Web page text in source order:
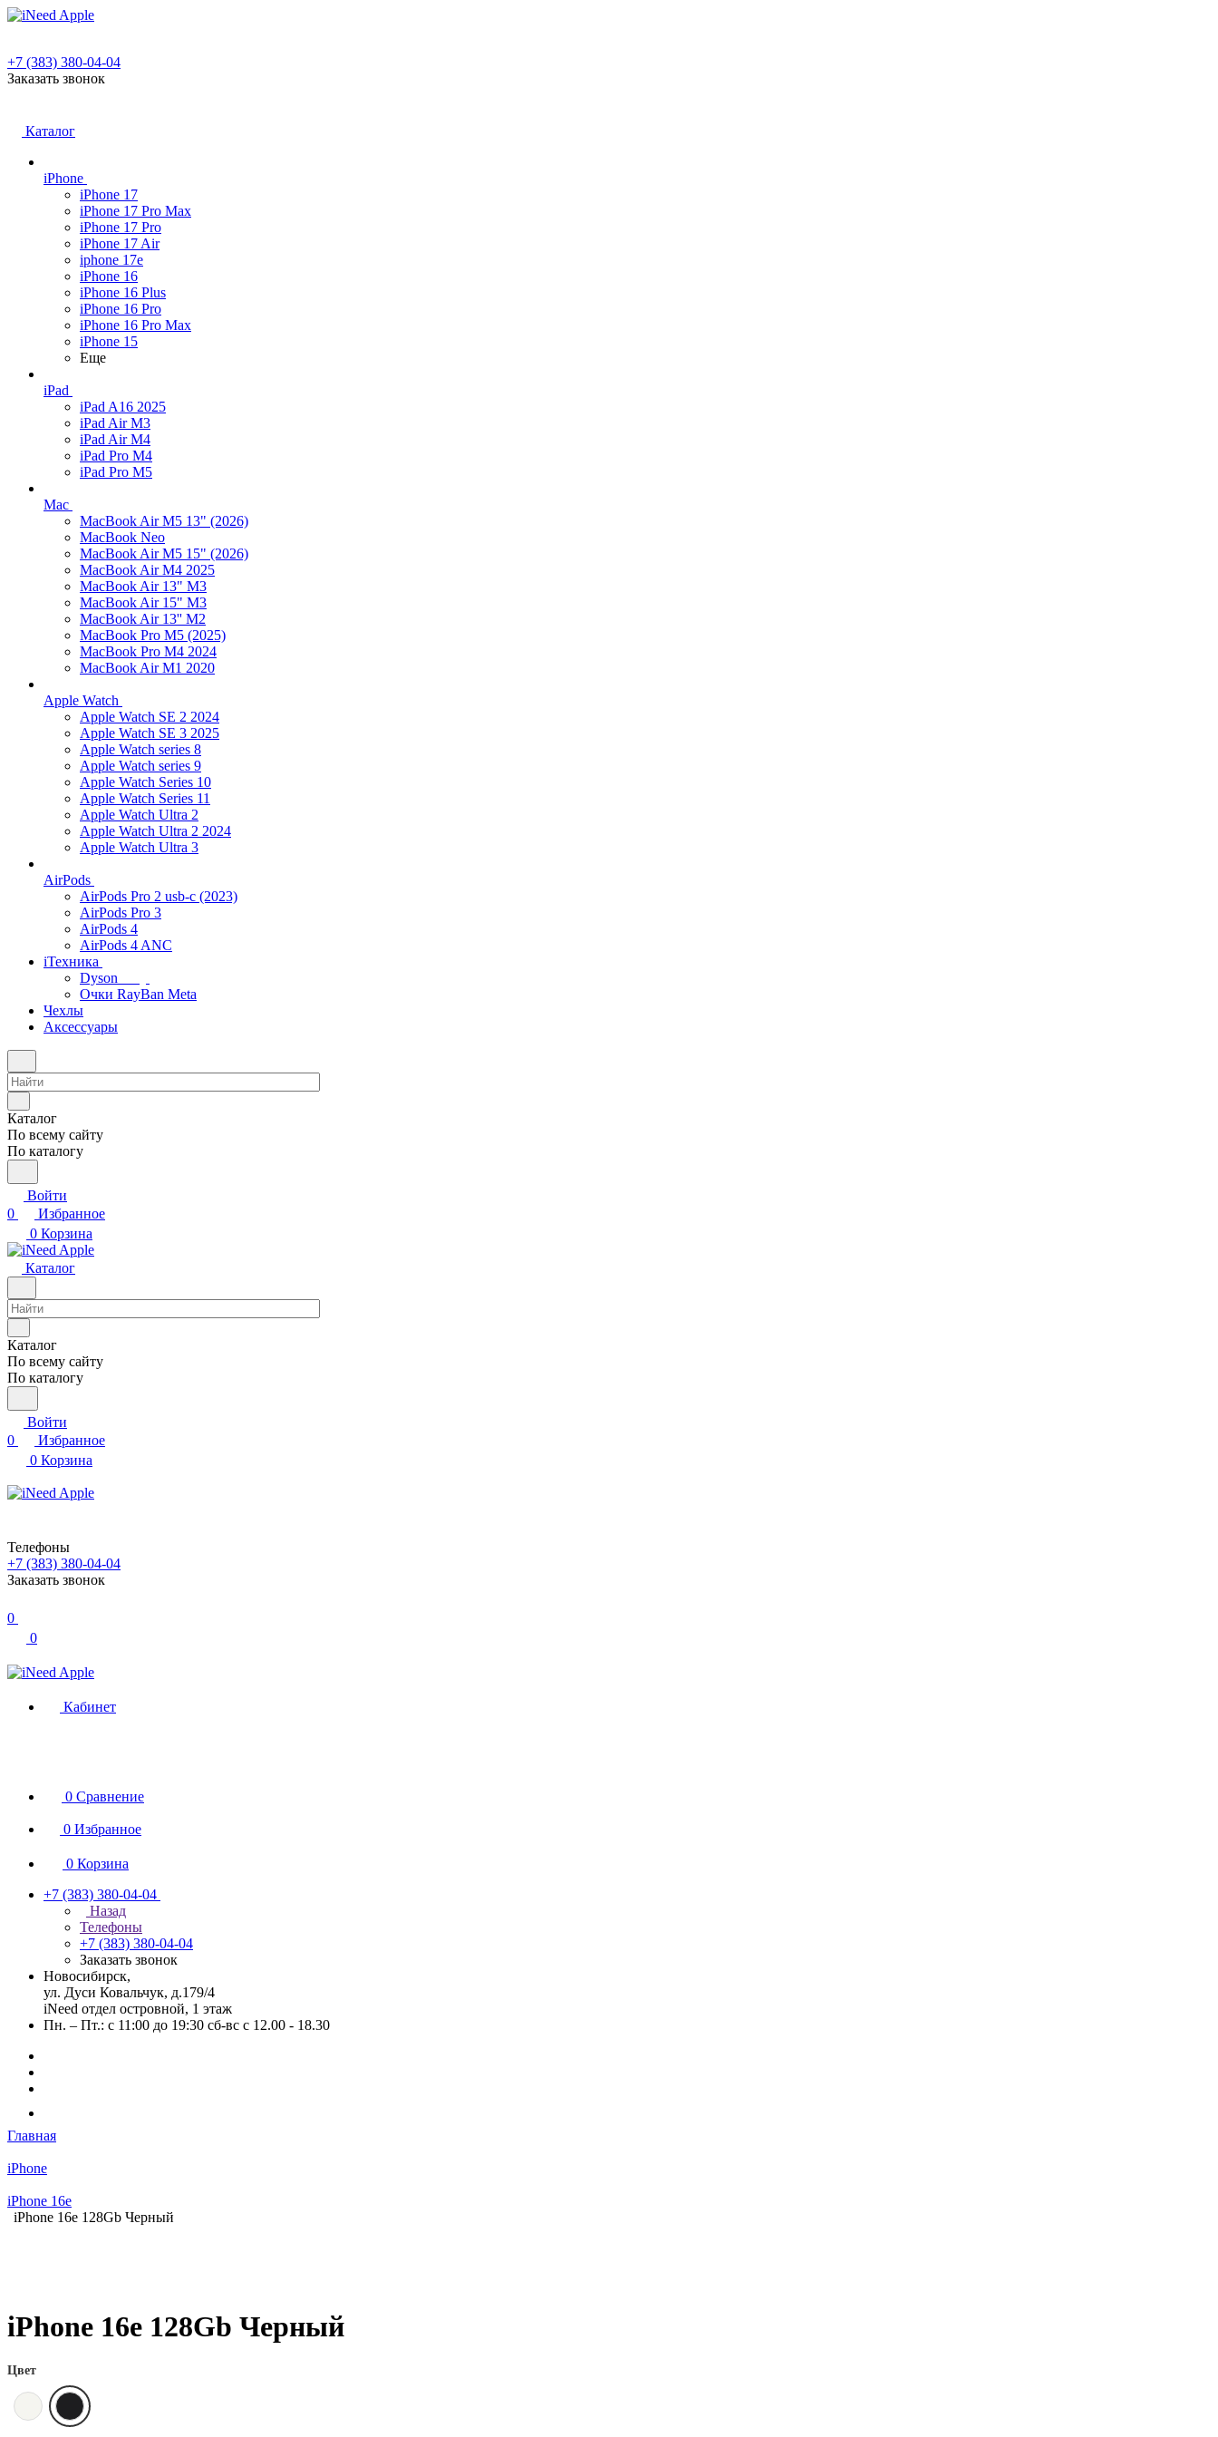
+7 (383) 380-04-04
Заказать звонок
Каталог
iPhone
iPhone 17
iPhone 17 Pro Max
iPhone 17 Pro
iPhone 17 Air
iphone 17e
iPhone 16
iPhone 16 Plus
iPhone 16 Pro
iPhone 16 Pro Max
iPhone 15
Еще
iPad
iPad A16 2025
iPad Air M3
iPad Air M4
iPad Pro M4
iPad Pro M5
Mac
MacBook Air M5 13" (2026)
MacBook Neo
MacBook Air M5 15" (2026)
MacBook Air M4 2025
MacBook Air 13" M3
MacBook Air 15" M3
MacBook Air 13'' M2
MacBook Pro M5 (2025)
MacBook Pro M4 2024
MacBook Air M1 2020
Apple Watch
Apple Watch SE 2 2024
Apple Watch SE 3 2025
Apple Watch series 8
Apple Watch series 9
Apple Watch Series 10
Apple Watch Series 11
Apple Watch Ultra 2
Apple Watch Ultra 2 2024
Apple Watch Ultra 3
AirPods
AirPods Pro 2 usb-c (2023)
AirPods Pro 3
AirPods 4
AirPods 4 ANC
iТехника
Dyson
Очки RayBan Meta
Чехлы
Аксессуары
Каталог
По всему сайту
По каталогу
Войти
0
Избранное
0 Корзина
Каталог
Каталог
По всему сайту
По каталогу
Войти
0
Избранное
0 Корзина
Телефоны
+7 (383) 380-04-04
Заказать звонок
0
0
Кабинет
0 Сравнение
0 Избранное
0 Корзина
+7 (383) 380-04-04
Назад
Телефоны
+7 (383) 380-04-04
Заказать звонок
Новосибирск,
ул. Дуси Ковальчук, д.179/4
iNeed отдел островной, 1 этаж
Пн. – Пт.: с 11:00 до 19:30 сб-вс с 12.00 - 18.30
Главная
iPhone
iPhone 16e
iPhone 16e 128Gb Черный
iPhone 16e 128Gb Черный
Цвет